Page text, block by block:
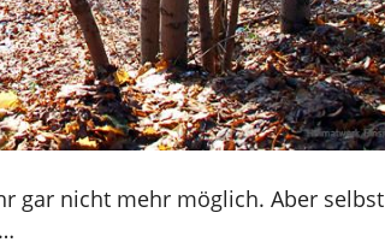
gar nicht mehr möglich. Aber selbst